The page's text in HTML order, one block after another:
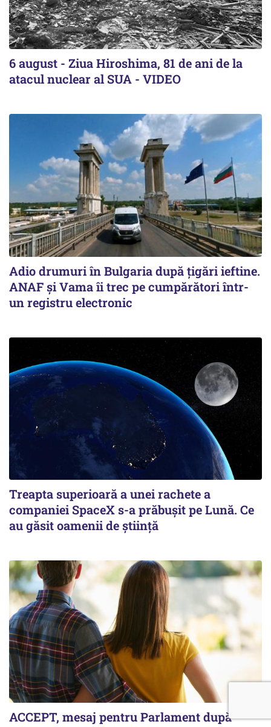
6 august - Ziua Hiroshima, 81 de ani de la
atacul nuclear al SUA - VIDEO
Adio drumuri în Bulgaria după țigări ieftine.
ANAF și Vama îi trec pe cumpărători într-
un registru electronic
Treapta superioară a unei rachete a
companiei SpaceX s-a prăbușit pe Lună. Ce
au găsit oamenii de știință
ACCEPT, mesaj pentru Parlament după